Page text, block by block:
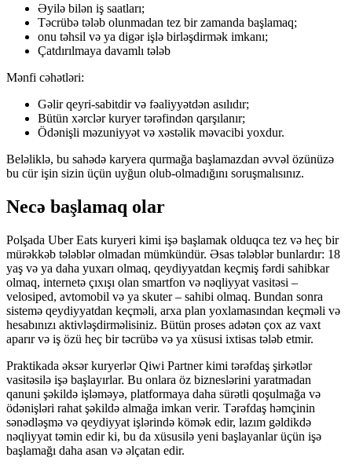
Əyilə bilən iş saatları;
Təcrübə tələb olunmadan tez bir zamanda başlamaq;
onu təhsil və ya digər işlə birləşdirmək imkanı;
Çatdırılmaya davamlı tələb
Mənfi cəhətləri:
Gəlir qeyri-sabitdir və fəaliyyətdən asılıdır;
Bütün xərclər kuryer tərəfindən qarşılanır;
Ödənişli məzuniyyət və xəstəlik məvacibi yoxdur.
Beləliklə, bu sahədə karyera qurmağa başlamazdan əvvəl özünüzə
bu cür işin sizin üçün uyğun olub-olmadığını soruşmalısınız.
Necə başlamaq olar
Polşada Uber Eats kuryeri kimi işə başlamak olduqca tez və heç bir
mürəkkəb tələblər olmadan mümkündür. Əsas tələblər bunlardır: 18
yaş və ya daha yuxarı olmaq, qeydiyyatdan keçmiş fərdi sahibkar
olmaq, internetə çıxışı olan smartfon və nəqliyyat vasitəsi –
velosiped, avtomobil və ya skuter – sahibi olmaq. Bundan sonra
sistemə qeydiyyatdan keçməli, arxa plan yoxlamasından keçməli və
hesabınızı aktivləşdirməlisiniz. Bütün proses adətən çox az vaxt
aparır və iş özü heç bir təcrübə və ya xüsusi ixtisas tələb etmir.
Praktikada əksər kuryerlər Qiwi Partner kimi tərəfdaş şirkətlər
vasitəsilə işə başlayırlar. Bu onlara öz bizneslərini yaratmadan
qanuni şəkildə işləməyə, platformaya daha sürətli qoşulmağa və
ödənişləri rahat şəkildə almağa imkan verir. Tərəfdaş həmçinin
sənədləşmə və qeydiyyat işlərində kömək edir, lazım gəldikdə
nəqliyyat təmin edir ki, bu da xüsusilə yeni başlayanlar üçün işə
başlamağı daha asan və əlçatan edir.